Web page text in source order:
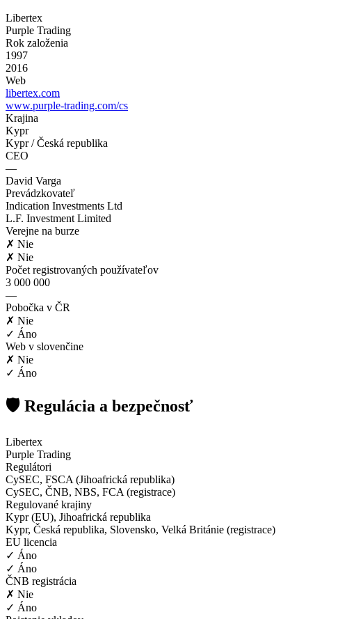
Libertex
Purple Trading
Rok založenia
1997
2016
Web
libertex.com
www.purple-trading.com/cs
Krajina
Kypr
Kypr / Česká republika
CEO
—
David Varga
Prevádzkovateľ
Indication Investments Ltd
L.F. Investment Limited
Verejne na burze
✗ Nie
✗ Nie
Počet registrovaných používateľov
3 000 000
—
Pobočka v ČR
✗ Nie
✓ Áno
Web v slovenčine
✗ Nie
✓ Áno
🛡️ Regulácia a bezpečnosť
Libertex
Purple Trading
Regulátori
CySEC, FSCA (Jihoafrická republika)
CySEC, ČNB, NBS, FCA (registrace)
Regulované krajiny
Kypr (EU), Jihoafrická republika
Kypr, Česká republika, Slovensko, Velká Británie (registrace)
EU licencia
✓ Áno
✓ Áno
ČNB registrácia
✗ Nie
✓ Áno